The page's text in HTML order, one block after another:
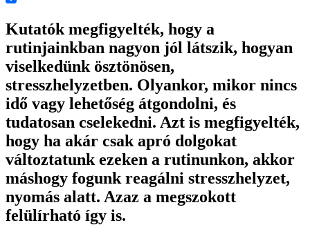
Kutatók megfigyelték, hogy a
rutinjainkban nagyon jól látszik, hogyan
viselkedünk ösztönösen,
stresszhelyzetben. Olyankor, mikor nincs
idő vagy lehetőség átgondolni, és
tudatosan cselekedni. Azt is megfigyelték,
hogy ha akár csak apró dolgokat
változtatunk ezeken a rutinunkon, akkor
máshogy fogunk reagálni stresszhelyzet,
nyomás alatt. Azaz a megszokott
felülírható így is.